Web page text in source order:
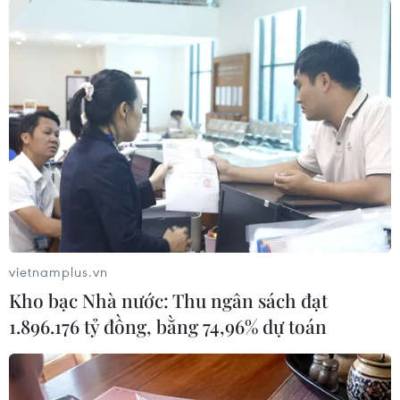
#tai nạn giao thông #xe tải
Theo dõi VietnamPlus
TIN LIÊN QUAN
vietnamplus.vn
Kho bạc Nhà nước: Thu ngân sách đạt
1.896.176 tỷ đồng, bằng 74,96% dự toán